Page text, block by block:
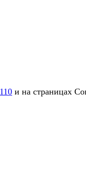
и на страницах